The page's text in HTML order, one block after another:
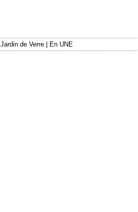
Jardin de Verre
En UNE